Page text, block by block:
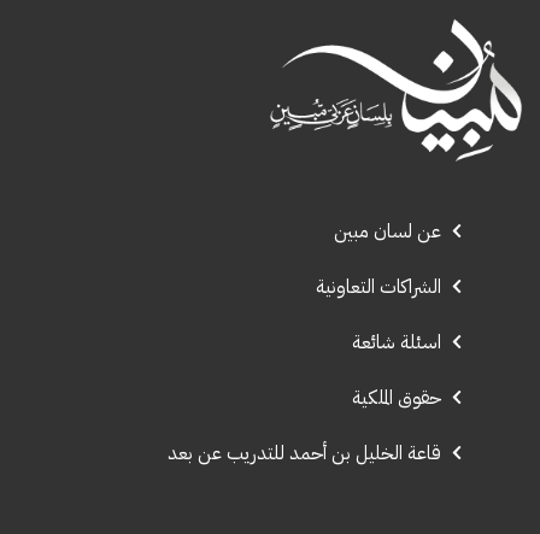
عن لسان مبين
الشراكات التعاونية
اسئلة شائعة
حقوق الملكية
قاعة الخليل بن أحمد للتدريب عن بعد